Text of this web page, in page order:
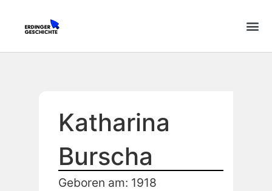
Katharina
Burscha
Geboren am: 1918